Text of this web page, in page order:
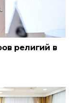
религий в